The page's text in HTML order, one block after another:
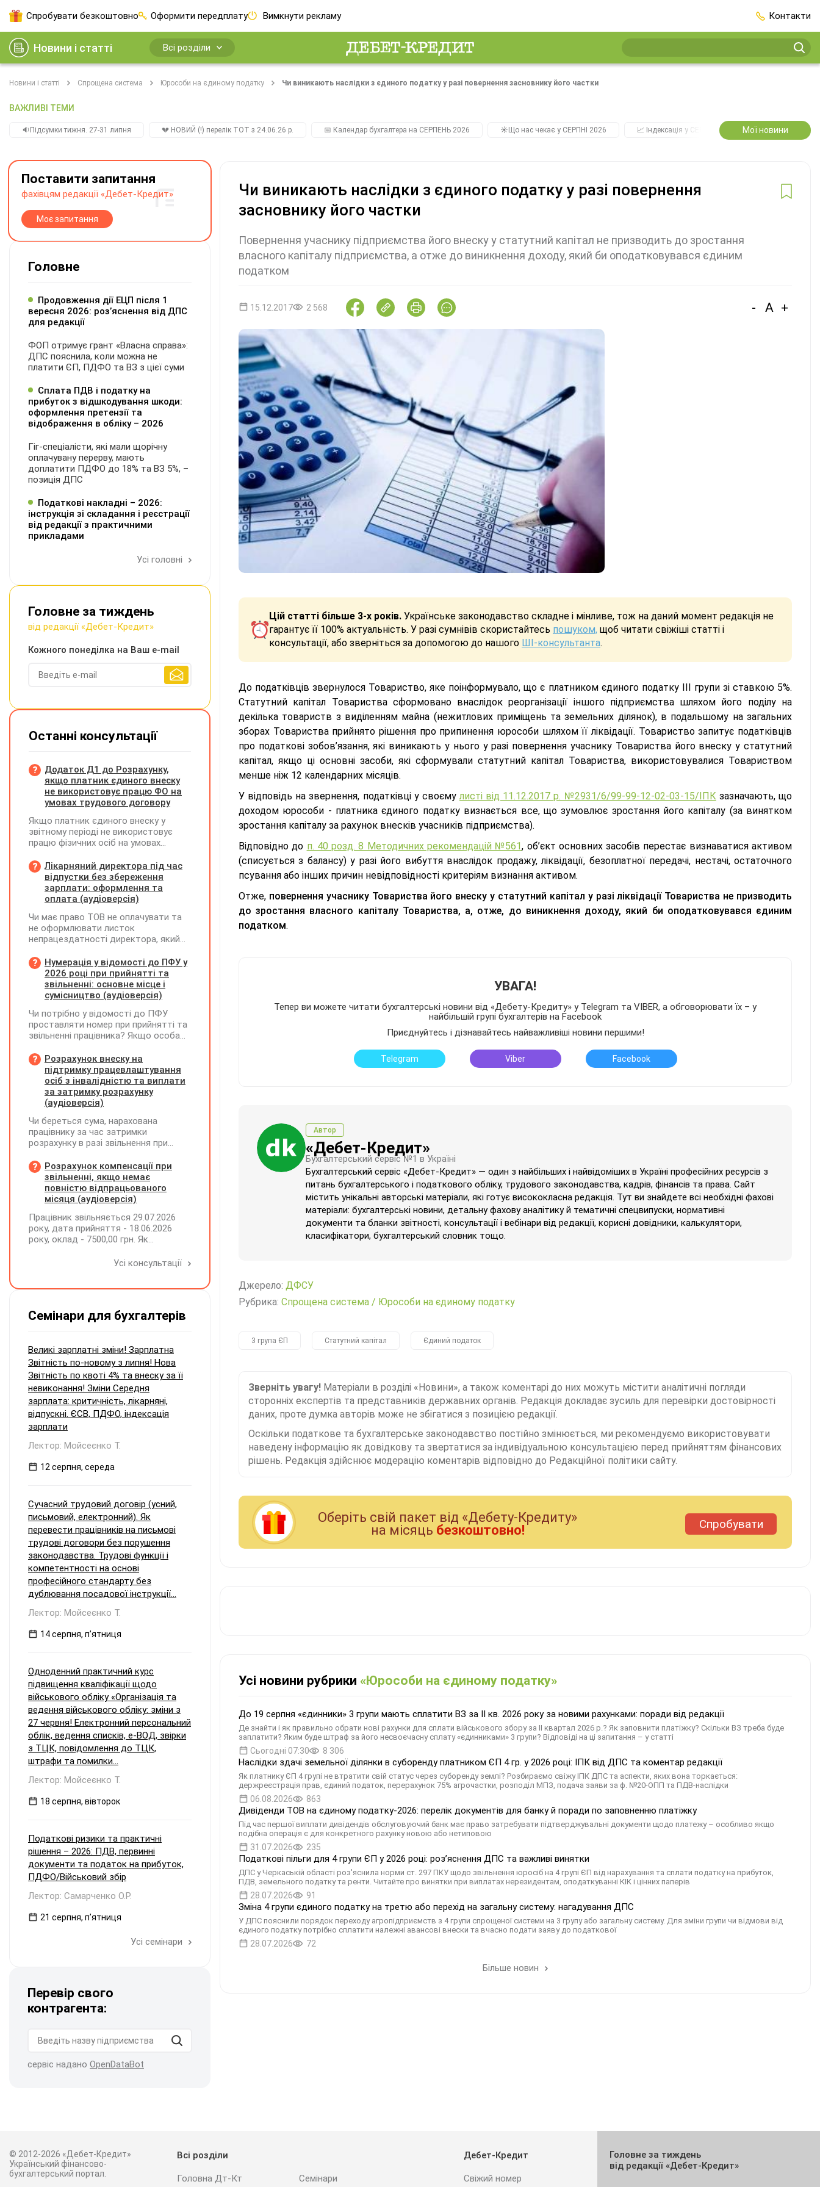
Спробувати безкоштовно Оформити передплату Вимкнути рекламу Контакти
Новини і статті Всі розділи
Новини і статті Спрощена система Юрособи на єдиному податку Чи виникають наслідки з єдиного податку у разі повернення засновнику його частки
ВАЖЛИВІ ТЕМИ
🔉Підсумки тижня. 27-31 липня 💔 НОВИЙ (!) перелік ТОТ з 24.06.26 р. 📅 Календар бухгалтера на СЕРПЕНЬ 2026 ☀️Що нас чекає у СЕРПНІ 2026 📈 Індексація у СЕРПНІ 2️⃣0️⃣2️⃣7️⃣ Усі
Мої новини
Чи виникають наслідки з єдиного податку у разі повернення
засновнику його частки
Повернення учаснику підприємства його внеску у статутний капітал не призводить до зростання
власного капіталу підприємства, а отже до виникнення доходу, який би оподатковувався єдиним
податком
15.12.2017 2 568 - A +
Цій статті більше 3-х років. Українське законодавство складне і мінливе, тож на даний момент редакція не
гарантує її 100% актуальність. У разі сумнівів скористайтесь пошуком, щоб читати свіжіші статті і
консультації, або зверніться за допомогою до нашого ШІ-консультанта.
До податківців звернулося Товариство, яке поінформувало, що є платником єдиного податку ІІІ групи зі ставкою 5%.
Статутний капітал Товариства сформовано внаслідок реорганізації іншого підприємства шляхом його поділу на
декілька товариств з виділенням майна (нежитлових приміщень та земельних ділянок), в подальшому на загальних
зборах Товариства прийнято рішення про припинення юрособи шляхом її ліквідації. Товариство запитує податківців
про податкові зобов’язання, які виникають у нього у разі повернення учаснику Товариства його внеску у статутний
капітал, якщо ці основні засоби, які сформували статутний капітал Товариства, використовувалися Товариством
менше ніж 12 календарних місяців.
У відповідь на звернення, податківці у своємулисті від 11.12.2017 р. №2931/6/99-99-12-02-03-15/ІПКзазначають, що
доходом юрособи - платника єдиного податку визнається все, що зумовлює зростання його капіталу (за винятком
зростання капіталу за рахунок внесків учасників підприємства).
Відповідно до п. 40 розд. 8 Методичних рекомендацій №561, об’єкт основних засобів перестає визнаватися активом
(списується з балансу) у разі його вибуття внаслідок продажу, ліквідації, безоплатної передачі, нестачі, остаточного
псування або інших причин невідповідності критеріям визнання активом.
Отже, повернення учаснику Товариства його внеску у статутний капітал у разі ліквідації Товариства не призводить
до зростання власного капіталу Товариства, а, отже, до виникнення доходу, який би оподатковувався єдиним
податком.
УВАГА!
Тепер ви можете читати бухгалтерські новини від «Дебету-Кредиту» у Telegram та VIBER, а обговорювати їх – у
найбільшій групі бухгалтерів на Facebook
Приєднуйтесь і дізнавайтесь найважливіші новини першими!
Telegram Viber Facebook
Автор
«Дебет-Кредит»
Бухгалтерський сервіс №1 в Україні
Бухгалтерський сервіс «Дебет-Кредит» — один з найбільших і найвідоміших в Україні професійних ресурсів з
питань бухгалтерського і податкового обліку, трудового законодавства, кадрів, фінансів та права. Сайт
містить унікальні авторські матеріали, які готує висококласна редакція. Тут ви знайдете всі необхідні фахові
матеріали: бухгалтерські новини, детальну фахову аналітику й тематичні спецвипуски, нормативні
документи та бланки звітності, консультації і вебінари від редакції, корисні довідники, калькулятори,
класифікатори, бухгалтерський словник тощо.
Джерело: ДФСУ
Рубрика: Спрощена система / Юрособи на єдиному податку
3 група ЄП Статутний капітал Єдиний податок
Зверніть увагу! Матеріали в розділі «Новини», а також коментарі до них можуть містити аналітичні погляди
сторонніх експертів та представників державних органів. Редакція докладає зусиль для перевірки достовірності
даних, проте думка авторів може не збігатися з позицією редакції.
Оскільки податкове та бухгалтерське законодавство постійно змінюється, ми рекомендуємо використовувати
наведену інформацію як довідкову та звертатися за індивідуальною консультацією перед прийняттям фінансових
рішень. Редакція здійснює модерацію коментарів відповідно до Редакційної політики сайту.
Оберiть свiй пакет вiд «Дебету-Кредиту»
на мiсяць безкоштовно! Спробувати
Усі новини рубрики «Юрособи на єдиному податку»
До 19 серпня «єдинники» 3 групи мають сплатити ВЗ за ІІ кв. 2026 року за новими рахунками: поради від редакції
Де знайти і як правильно обрати нові рахунки для сплати військового збору за ІІ квартал 2026 р.? Як заповнити платіжку? Скільки ВЗ треба буде
заплатити? Яким буде штраф за його несвоєчасну сплату «єдинниками» 3 групи? Відповіді на ці запитання – у статті
Сьогодні 07:30 8 306
Наслідки здачі земельної ділянки в суборенду платником ЄП 4 гр. у 2026 році: ІПК від ДПС та коментар редакції
Як платнику ЄП 4 групі не втратити свій статус через суборенду землі? Розбираємо свіжу ІПК ДПС та аспекти, яких вона торкається:
держреєстрація прав, єдиний податок, перерахунок 75% агрочастки, розподіл МПЗ, подача заяви за ф. №20-ОПП та ПДВ-наслідки
06.08.2026 863
Дивіденди ТОВ на єдиному податку-2026: перелік документів для банку й поради по заповненню платіжку
Під час першої виплати дивідендів обслуговуючий банк має право затребувати підтверджувальні документи щодо платежу – особливо якщо
подібна операція є для конкретного рахунку новою або нетиповою
31.07.2026 235
Податкові пільги для 4 групи ЄП у 2026 році: роз’яснення ДПС та важливі винятки
ДПС у Черкаській області роз'яснила норми ст. 297 ПКУ щодо звільнення юросіб на 4 групі ЄП від нарахування та сплати податку на прибуток,
ПДВ, земельного податку та ренти. Читайте про винятки при виплатах нерезидентам, оподаткуванні КІК і цінних паперів
28.07.2026 91
Зміна 4 групи єдиного податку на третю або перехід на загальну систему: нагадування ДПС
У ДПС пояснили порядок переходу агропідприємств з 4 групи спрощеної системи на 3 групу або загальну систему. Для зміни групи чи відмови від
єдиного податку потрібно сплатити належні авансові внески та вчасно подати заяву до податкової
28.07.2026 72
Більше новин
Поставити запитання
фахівцям редакції «Дебет-Кредит»
Моє запитання
Головне
Продовження дії ЕЦП після 1
вересня 2026: розʼяснення від ДПС
для редакції
ФОП отримує грант «Власна справа»:
ДПС пояснила, коли можна не
платити ЄП, ПДФО та ВЗ з цієї суми
Сплата ПДВ і податку на
прибуток з відшкодування шкоди:
оформлення претензії та
відображення в обліку – 2026
Гіг-спеціалісти, які мали щорічну
оплачувану перерву, мають
доплатити ПДФО до 18% та ВЗ 5%, –
позиція ДПС
Податкові накладні – 2026:
інструкція зі складання і реєстрації
від редакції з практичними
прикладами
Усі головні
Головне за тиждень
від редакції «Дебет-Кредит»
Кожного понеділка на Ваш e-mail
Останні консультації
Додаток Д1 до Розрахунку,
якщо платник єдиного внеску
не використовує працю ФО на
умовах трудового договору
Якщо платник єдиного внеску у
звітному періоді не використовує
працю фізичних осіб на умовах
на інших умовах, передбачених
законодавством, Додаток Д1/
Додаток ФІЗ-Д1 за відповідний
період не подається
Лікарняний директора під час
відпустки без збереження
зарплати: оформлення та
оплата (аудіоверсія)
Чи має право ТОВ не оплачувати та
не оформлювати листок
непрацездатності директора, який
збереження заробітної плати під час
призупинення діяльності
підприємства?
Нумерація у відомості до ПФУ у
2026 році при прийнятті та
звільненні: основне місце і
сумісництво (аудіоверсія)
Чи потрібно у відомості до ПФУ
проставляти номер при прийнятті та
звільненні працівника? Якщо особа
місцем роботи та за сумісництвом,
чи рахується це як два роботодавці?
Розрахунок внеску на
підтримку працевлаштування
осіб з інвалідністю та виплати
за затримку розрахунку
(аудіоверсія)
Чи береться сума, нарахована
працівнику за час затримки
розрахунку в разі звільнення при
заробітної плати (винагороди), для
розрахунку внеску на підтримку
працевлаштування осіб з
інвалідністю?
Розрахунок компенсації при
звільненні, якщо немає
повністю відпрацьованого
місяця (аудіоверсія)
Працівник звільняється 29.07.2026
року, дата прийняття - 18.06.2026
року, оклад - 7500,00 грн. Як
невикористаних днів відпустки при
Усі консультації
Семінари для бухгалтерів
Великі зарплатні зміни! Зарплатна
Звітність по-новому з липня! Нова
Звітність по квоті 4% та внеску за її
невиконання! Зміни Середня
зарплата: критичність, лікарняні,
відпускні. ЄСВ, ПДФО, індексація
зарплати
Лектор: Мойсеєнко Т.
12 серпня, середа
Сучасний трудовий договір (усний,
письмовий, електронний). Як
перевести працівників на письмові
трудові договори без порушення
законодавства. Трудові функції і
компетентності на основі
професійного стандарту без
дублювання посадової інструкції...
Лектор: Мойсеєнко Т.
14 серпня, пʼятниця
Одноденний практичний курс
підвищення кваліфікації щодо
військового обліку «Організація та
ведення військового обліку: зміни з
27 червня! Електронний персональний
облік, ведення списків, е-ВОД, звірки
з ТЦК, повідомлення до ТЦК,
штрафи та помилки...
Лектор: Мойсеєнко Т.
18 серпня, вівторок
Податкові ризики та практичні
рішення – 2026: ПДВ, первинні
документи та податок на прибуток,
ПДФО/Військовий збір
Лектор: Самарченко О.Р.
21 серпня, пʼятниця
Усі семінари
Перевір свого
контрагента:
сервіс надано OpenDataBot
© 2012-2026 «Дебет-Кредит»
Український фінансово-
бухгалтерський портал.
Всі розділи
Головна Дт-Кт Семінари
Дебет-Кредит
Свіжий номер
Головне за тиждень
від редакції «Дебет-Кредит»